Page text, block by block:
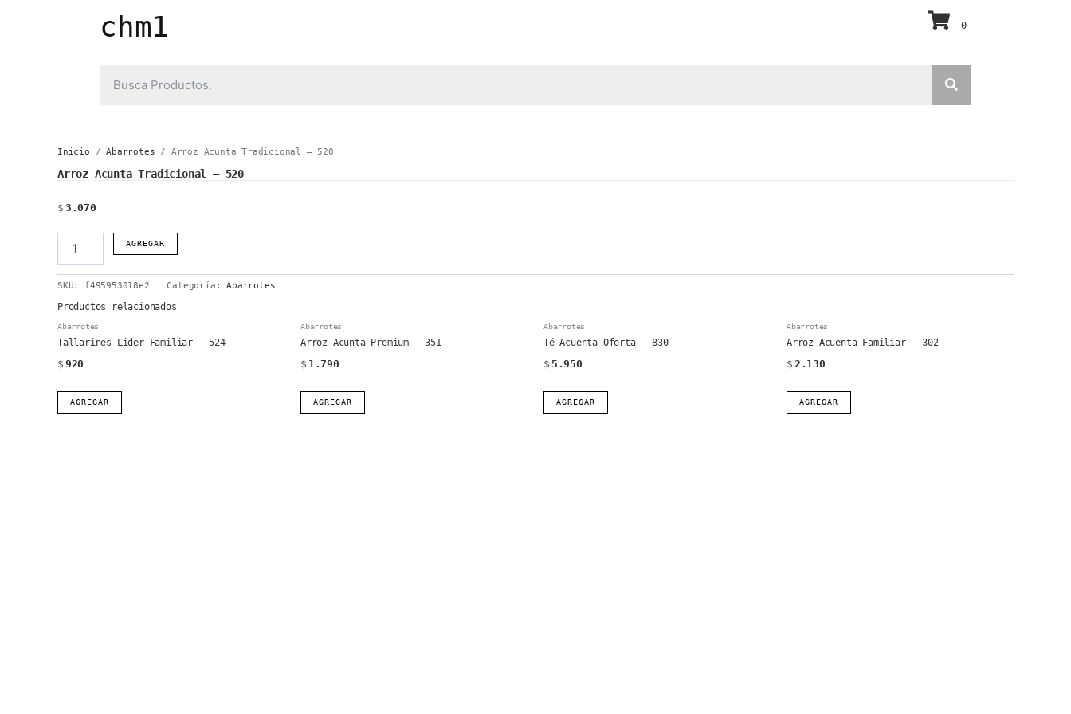
chm1 0
Inicio /Abarrotes / Arroz Acunta Tradicional – 520
Arroz Acunta Tradicional – 520
$ 3.070
Acunta
Tradicional
-
520
AGREGAR
SKU: f495953018e2 Categoría:Abarrotes
Productos relacionados
Abarrotes
Tallarines Lider Familiar – 524
$ 920
AGREGAR
Abarrotes
Arroz Acunta Premium – 351
$ 1.790
AGREGAR
Abarrotes
Té Acuenta Oferta – 830
$ 5.950
AGREGAR
Abarrotes
Arroz Acuenta Familiar – 302
$ 2.130
AGREGAR